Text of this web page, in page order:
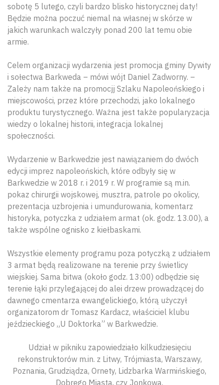
sobotę 5 lutego, czyli bardzo blisko historycznej daty!
Będzie można poczuć niemal na własnej w skórze w
jakich warunkach walczyły ponad 200 lat temu obie
armie.
Celem organizacji wydarzenia jest promocja gminy Dywity
i sołectwa Barkweda – mówi wójt Daniel Zadworny. –
Zależy nam także na promocjj Szlaku Napoleońskiego i
miejscowości, przez które przechodzi, jako lokalnego
produktu turystycznego. Ważna jest także popularyzacja
wiedzy o lokalnej historii, integracja lokalnej
społeczności.
Wydarzenie w Barkwedzie jest nawiązaniem do dwóch
edycji imprez napoleońskich, które odbyły się w
Barkwedzie w 2018 r. i 2019 r. W programie są m.in.
pokaz chirurgii wojskowej, musztra, patrole po okolicy,
prezentacja uzbrojenia i umundurowania, komentarz
historyka, potyczka z udziałem armat (ok. godz. 13.00), a
także wspólne ognisko z kiełbaskami.
Wszystkie elementy programu poza potyczką z udziałem
3 armat będą realizowane na terenie przy świetlicy
wiejskiej. Sama bitwa (około godz. 13:00) odbędzie się
terenie łąki przylegającej do alei drzew prowadzącej do
dawnego cmentarza ewangelickiego, którą użyczył
organizatorom dr Tomasz Kardacz, właściciel klubu
jeździeckiego „U Doktorka” w Barkwedzie.
Udział w pikniku zapowiedziało kilkudziesięciu
rekonstruktorów m.in. z Litwy, Trójmiasta, Warszawy,
Poznania, Grudziądza, Ornety, Lidzbarka Warmińskiego,
Dobrego Miasta, czy Jonkowa.